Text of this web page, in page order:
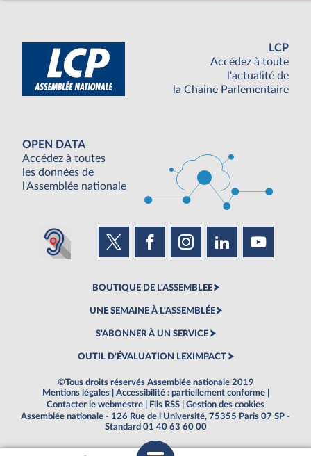
LCP
Accédez à toute
l'actualité de
la Chaine Parlementaire
OPEN DATA
Accédez à toutes
les données de
l'Assemblée nationale
BOUTIQUE DE L'ASSEMBLEE
UNE SEMAINE À L'ASSEMBLÉE
S'ABONNER À UN SERVICE
OUTIL D'ÉVALUATION LEXIMPACT
©Tous droits réservés Assemblée nationale 2019
Mentions légales
Accessibilité : partiellement conforme
Contacter le webmestre
Fils RSS
Gestion des cookies
Assemblée nationale - 126 Rue de l'Université, 75355 Paris 07 SP -
Standard 01 40 63 60 00